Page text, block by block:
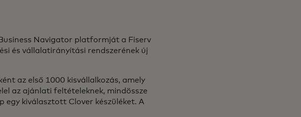
Navigator platformját a Fiserv
és vállalatirányítási rendszerének új
az első 1000 kisvállalkozás, amely
az ajánlati feltételeknek, mindössze
egy kiválasztott Clover készüléket. A